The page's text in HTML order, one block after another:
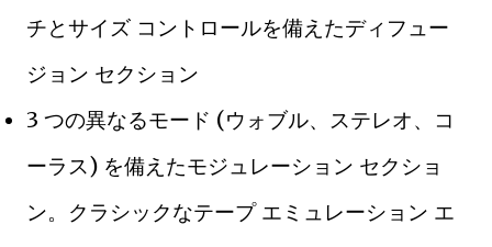
チとサイズ コントロールを備えたディフュー
ジョン セクション
3 つの異なるモード (ウォブル、ステレオ、コ
ーラス) を備えたモジュレーション セクショ
ン。クラシックなテープ エミュレーション エ